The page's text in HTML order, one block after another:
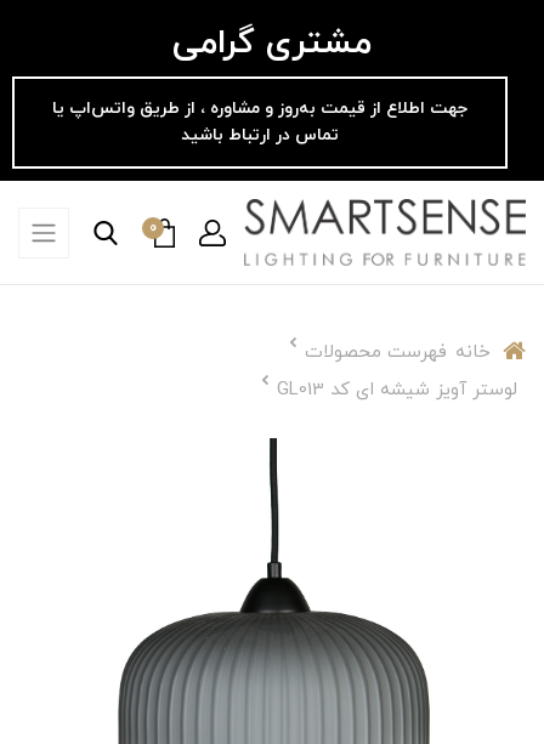
مشتری گرامی
جهت اطلاع از قیمت به‌روز و مشاوره ، از طریق واتس‌اپ یا
تماس در ارتباط باشید
0
خانه فهرست محصولات
لوستر آویز شیشه ای کد GL013